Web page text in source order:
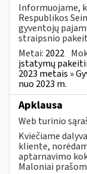
Informuojame,
Respublikos
gyventojų
straipsnio
Metai: 2022
įstatymų
2023 metais »
nuo 2023 m.
Apklausa
Web turinio
Kviečiame
kliente,
aptarnavimo
Maloniai